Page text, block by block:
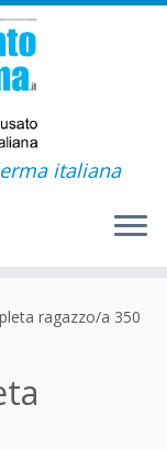
italiana
ragazzo/a 350